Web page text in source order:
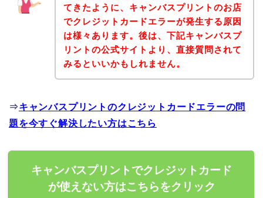
てきたように、キャンバスプリントのお店
でクレジットカードエラーが発生する原因
は様々あります。後は、下記キャンバスプ
リントの公式サイトより、直接質問されて
みるといいかもしれません。
⇒キャンバスプリントのクレジットカードエラーの問
題を今すぐ解決したい方はこちら
キャンバスプリントでクレジットカード
が使えない方はこちらをクリック